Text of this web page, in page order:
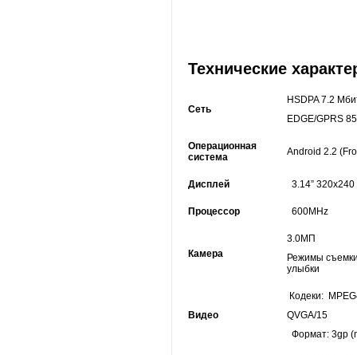
Технические
Сеть
HSDPA 7.2
EDGE/GPRS
Операционная
система
Android 2.2
Дисплей 3.14”
Процессор 600MHz
Камера
3.0МП
Режимы
улыбки
Видео
Кодеки:
QVGA/15
Формат: 3gp